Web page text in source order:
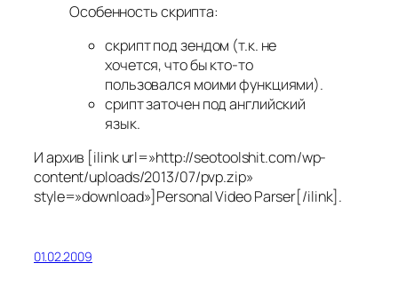
Особенность скрипта:
скрипт под зендом (т.к. не
хочется, что бы кто-то
пользовался моими функциями).
срипт заточен под английский
язык.
И архив [ilink url=»http://seotoolshit.com/wp-
content/uploads/2013/07/pvp.zip»
style=»download»]Personal Video Parser[/ilink].
01.02.2009